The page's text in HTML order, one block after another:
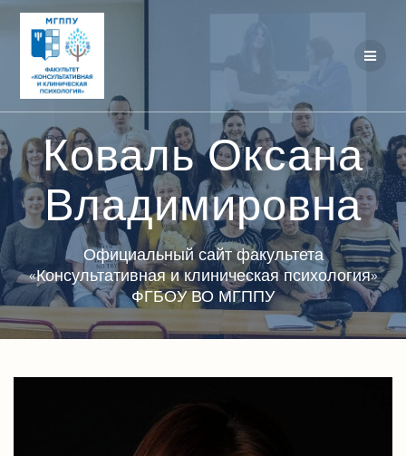
Коваль Оксана
Владимировна
Официальный сайт факультета
«Консультативная и клиническая психология»
ФГБОУ ВО МГППУ